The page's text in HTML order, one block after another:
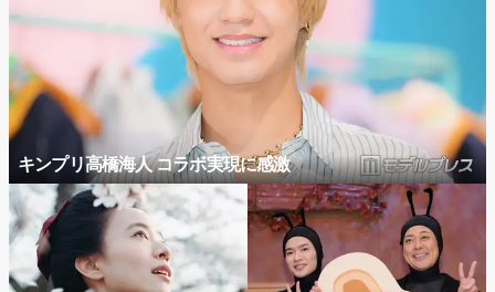
キンプリ高橋海人 コラボ実現に感激